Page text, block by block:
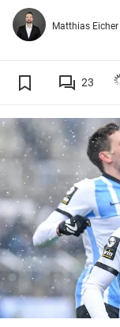
Matthias Eicher
23